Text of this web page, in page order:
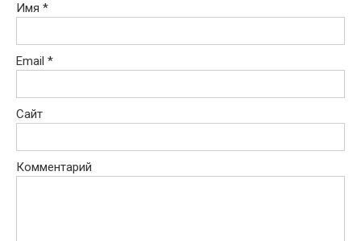
Имя *
Email *
Сайт
Комментарий